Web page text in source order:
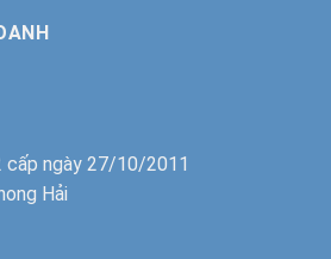
cấp ngày 27/10/2011
Hải